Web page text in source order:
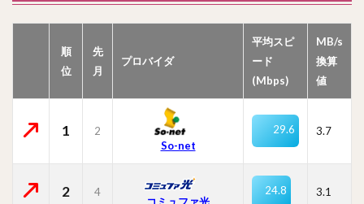
順
位
先
月
プロバイダ
平均スピ
ード
(Mbps)
MB/s
換算
値
1
2
So-net
29.6 3.7
2 4
コミュファ光
24.8 3.1